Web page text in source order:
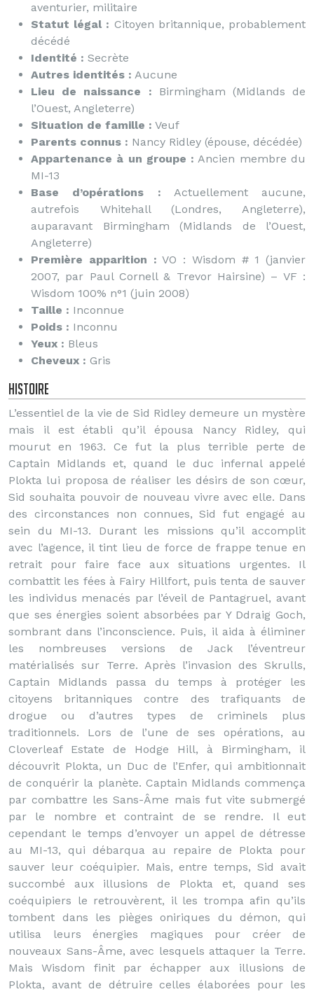
aventurier, militaire
Statut légal : Citoyen britannique, probablement
décédé
Identité : Secrète
Autres identités : Aucune
Lieu de naissance : Birmingham (Midlands de
l’Ouest, Angleterre)
Situation de famille : Veuf
Parents connus : Nancy Ridley (épouse, décédée)
Appartenance à un groupe : Ancien membre du
MI-13
Base d’opérations : Actuellement aucune,
autrefois Whitehall (Londres, Angleterre),
auparavant Birmingham (Midlands de l’Ouest,
Angleterre)
Première apparition : VO : Wisdom # 1 (janvier
2007, par Paul Cornell & Trevor Hairsine) – VF :
Wisdom 100% n°1 (juin 2008)
Taille : Inconnue
Poids : Inconnu
Yeux : Bleus
Cheveux : Gris
Histoire
L’essentiel de la vie de Sid Ridley demeure un mystère
mais il est établi qu’il épousa Nancy Ridley, qui
mourut en 1963. Ce fut la plus terrible perte de
Captain Midlands et, quand le duc infernal appelé
Plokta lui proposa de réaliser les désirs de son cœur,
Sid souhaita pouvoir de nouveau vivre avec elle. Dans
des circonstances non connues, Sid fut engagé au
sein du MI-13. Durant les missions qu’il accomplit
avec l’agence, il tint lieu de force de frappe tenue en
retrait pour faire face aux situations urgentes. Il
combattit les fées à Fairy Hillfort, puis tenta de sauver
les individus menacés par l’éveil de Pantagruel, avant
que ses énergies soient absorbées par Y Ddraig Goch,
sombrant dans l’inconscience. Puis, il aida à éliminer
les nombreuses versions de Jack l’éventreur
matérialisés sur Terre. Après l’invasion des Skrulls,
Captain Midlands passa du temps à protéger les
citoyens britanniques contre des trafiquants de
drogue ou d’autres types de criminels plus
traditionnels. Lors de l’une de ses opérations, au
Cloverleaf Estate de Hodge Hill, à Birmingham, il
découvrit Plokta, un Duc de l’Enfer, qui ambitionnait
de conquérir la planète. Captain Midlands commença
par combattre les Sans-Âme mais fut vite submergé
par le nombre et contraint de se rendre. Il eut
cependant le temps d’envoyer un appel de détresse
au MI-13, qui débarqua au repaire de Plokta pour
sauver leur coéquipier. Mais, entre temps, Sid avait
succombé aux illusions de Plokta et, quand ses
coéquipiers le retrouvèrent, il les trompa afin qu’ils
tombent dans les pièges oniriques du démon, qui
utilisa leurs énergies magiques pour créer de
nouveaux Sans-Âme, avec lesquels attaquer la Terre.
Mais Wisdom finit par échapper aux illusions de
Plokta, avant de détruire celles élaborées pour les